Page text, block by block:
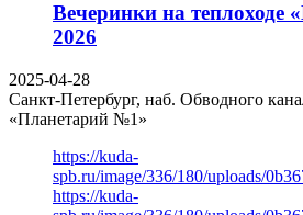
Вечеринки на теплоходе
2026
2025-04-28
Санкт-Петербург, наб. Обводного
«Планетарий №1»
https://kuda-
spb.ru/image/336/180/uploads/
https://kuda-